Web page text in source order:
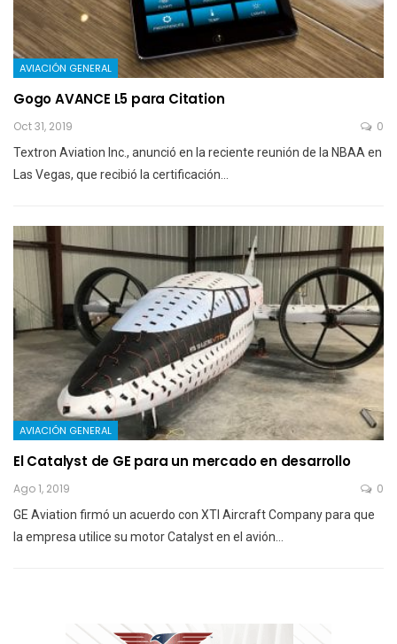
AVIACIÓN GENERAL
Gogo AVANCE L5 para Citation
Oct 31, 2019 0
Textron Aviation Inc., anunció en la reciente reunión de la NBAA en
Las Vegas, que recibió la certificación…
AVIACIÓN GENERAL
El Catalyst de GE para un mercado en desarrollo
Ago 1, 2019 0
GE Aviation firmó un acuerdo con XTI Aircraft Company para que
la empresa utilice su motor Catalyst en el avión…